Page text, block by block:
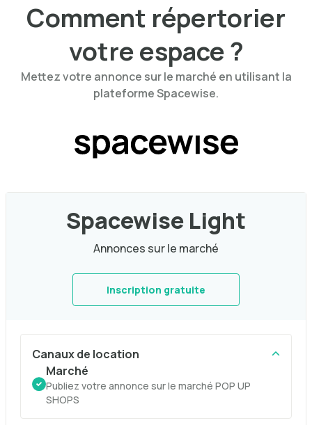
Comment répertorier
votre espace ?
Mettez votre annonce sur le marché en utilisant la
plateforme Spacewise.
Spacewise Light
Annonces sur le marché
Inscription gratuite
Canaux de location
Marché
Publiez votre annonce sur le marché POP UP
SHOPS